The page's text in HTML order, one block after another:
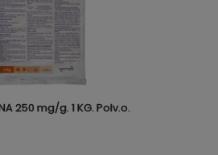
250 mg/g. 1 KG. Polv.o.